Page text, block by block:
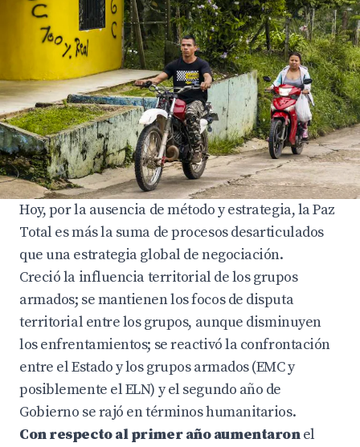
Hoy, por la ausencia de método y estrategia, la Paz
Total es más la suma de procesos desarticulados
que una estrategia global de negociación.
Creció la influencia territorial de los grupos
armados; se mantienen los focos de disputa
territorial entre los grupos, aunque disminuyen
los enfrentamientos; se reactivó la confrontación
entre el Estado y los grupos armados (EMC y
posiblemente el ELN) y el segundo año de
Gobierno se rajó en términos humanitarios.
Con respecto al primer año aumentaronel